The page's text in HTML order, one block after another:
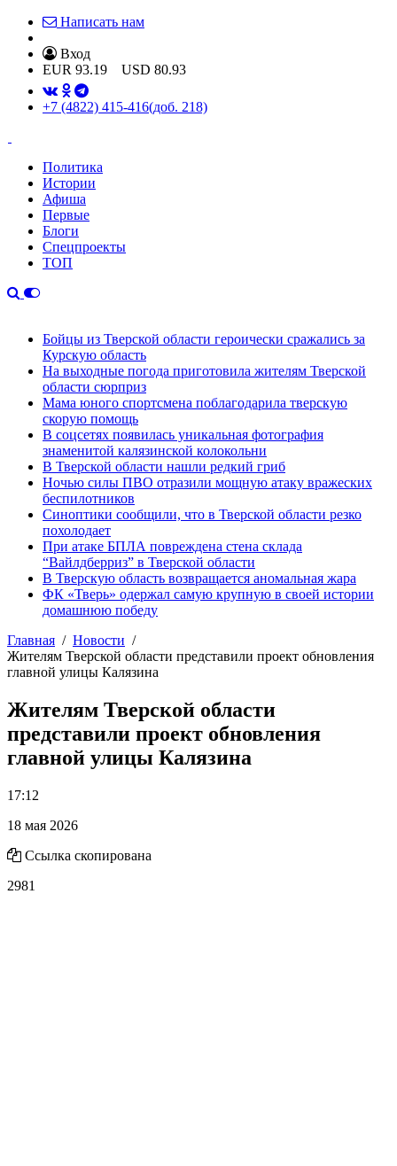
Написать нам
Вход
EUR 93.19 USD 80.93
+7 (4822) 415-416(доб. 218)
Политика
Истории
Афиша
Первые
Блоги
Спецпроекты
ТОП
Бойцы из Тверской области героически сражались за
Курскую область
На выходные погода приготовила жителям Тверской
области сюрприз
Мама юного спортсмена поблагодарила тверскую
скорую помощь
В соцсетях появилась уникальная фотография
знаменитой калязинской колокольни
В Тверской области нашли редкий гриб
Ночью силы ПВО отразили мощную атаку вражеских
беспилотников
Синоптики сообщили, что в Тверской области резко
похолодает
При атаке БПЛА повреждена стена склада
“Вайлдберриз” в Тверской области
В Тверскую область возвращается аномальная жара
ФК «Тверь» одержал самую крупную в своей истории
домашнюю победу
Главная
Новости
Жителям Тверской области представили проект обновления
главной улицы Калязина
Жителям Тверской области
представили проект обновления
главной улицы Калязина
17:12
18 мая 2026
Ссылка скопирована
2981